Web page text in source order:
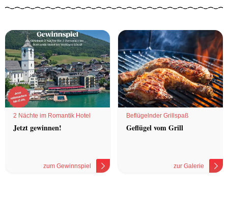
2 Nächte im Romantik Hotel
Jetzt gewinnen!
zum Gewinnspiel
Beflügelnder Grillspaß
Geflügel vom Grill
zur Galerie